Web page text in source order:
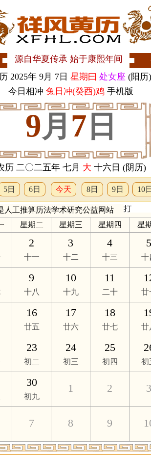
源自华夏传承 始于康熙年间
2025年 9月 7日 星期曰 处女座 (阳历)
今日相冲 兔日冲(癸酉)鸡 手机版
9月 7 日
历 二〇二五年 七月 大 十六日 (阴历)
5日 6日 今天 8日 9日 10日
人工推算历法学术研究公益网站
星期二 星期三 星期四 星
2
十一
3
十二
4
十三
5
十
9
十八
10
十九
11
二十 廿
16
廿五
17
廿六
18
廿七 廿
23
初二
24
初三
25
初四 初
30
初九
1 2 3
7 8 9